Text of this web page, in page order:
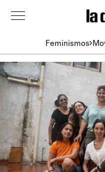
Feminismos